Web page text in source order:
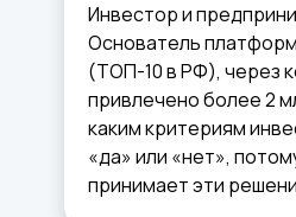
Инвестор и
Основатель
(ТОП-10 в РФ), через
привлечено более 2
каким критериям
«да» или «нет»,
принимает эти